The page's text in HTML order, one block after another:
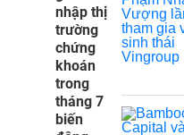
nhập thị
trường
chứng
khoán
trong
tháng 7
biến